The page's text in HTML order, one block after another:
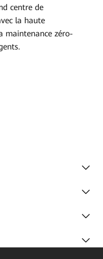
centre de
la haute
maintenance zéro-